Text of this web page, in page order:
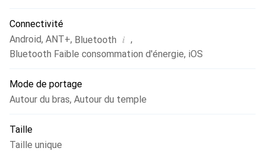
Connectivité
Android, ANT+, Bluetooth i ,
Bluetooth Faible consommation d'énergie, iOS
Mode de portage
Autour du bras, Autour du temple
Taille
Taille unique